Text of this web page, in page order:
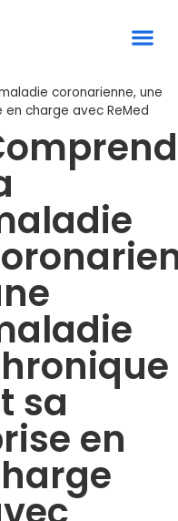
coronarienne, une
charge avec ReMed
sa
en